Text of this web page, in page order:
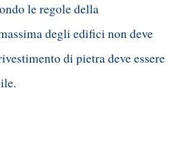
le regole della
degli edifici non deve
di pietra deve essere